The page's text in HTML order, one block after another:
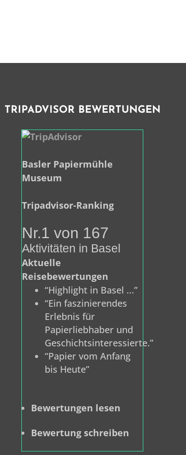
TRIPADVISOR BEWERTUNGEN
Basler Papiermühle
Museum
Tripadvisor-Ranking
Nr.1 von 167
Aktivitäten in Basel
Aktuelle
Reisebewertungen
“Highlight in Basel ...”
“Ein faszinierendes
Erlebnis für
Papierliebhaber und
Geschichtsinteressierte.”
“Papier vom Anfang
bis Heute”
Bewertungen lesen
Bewertung schreiben